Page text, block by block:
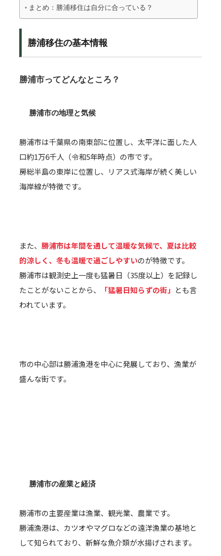
まとめ：勝浦移住は自分に合っている？
勝浦移住の基本情報
勝浦市ってどんなところ？
勝浦市の地理と気候
勝浦市は千葉県の南東部に位置し、太平洋に面した人
口約1万6千人（令和5年時点）の市です。
房総半島の東岸に位置し、リアス式海岸が続く美しい
海岸線が特徴です。
また、 勝浦市は年間を通して温暖な気候で、夏は比較
的涼しく、冬も温暖で過ごしやすいのが特徴です。
勝浦市は観測史上一度も猛暑日（35度以上）を記録し
たことがないことから、
「猛暑日知らずの街」 とも言
われています。
市の中心部は勝浦漁港を中心に発展しており、漁業が
盛んな街です。
勝浦市の産業と経済
勝浦市の主要産業は漁業、観光業、農業です。
勝浦漁港は、カツオやマグロなどの遠洋漁業の基地と
して知られており、新鮮な魚介類が水揚げされます。